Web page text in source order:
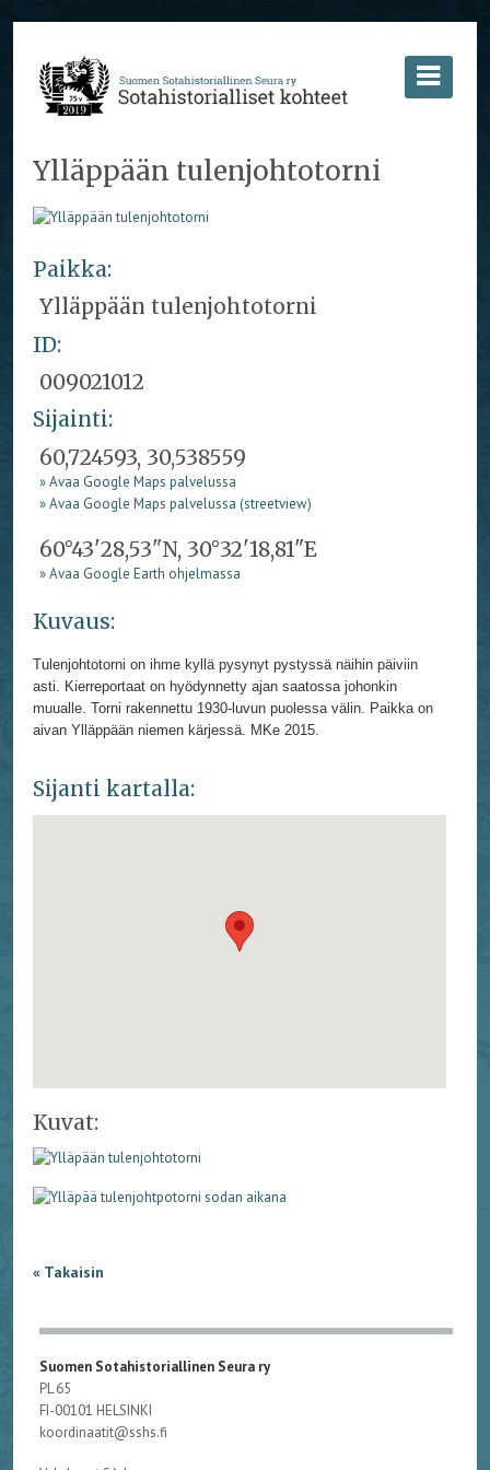
Ylläppään tulenjohtotorni
Paikka:
Ylläppään tulenjohtotorni
ID:
009021012
Sijainti:
60,724593, 30,538559
» Avaa Google Maps palvelussa
» Avaa Google Maps palvelussa (streetview)
60°43'28,53"N, 30°32'18,81"E
» Avaa Google Earth ohjelmassa
Kuvaus:
Tulenjohtotorni on ihme kyllä pysynyt pystyssä näihin päiviin
asti. Kierreportaat on hyödynnetty ajan saatossa johonkin
muualle. Torni rakennettu 1930-luvun puolessa välin. Paikka on
aivan Ylläppään niemen kärjessä. MKe 2015.
Sijanti kartalla:
Kuvat:
« Takaisin
Suomen Sotahistoriallinen Seura ry
PL 65
FI-00101 HELSINKI
koordinaatit@sshs.fi